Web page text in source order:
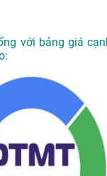
với bảng giá